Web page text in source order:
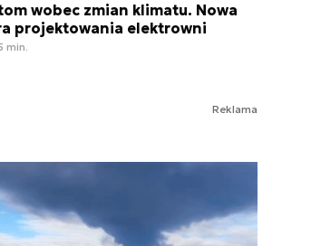
wobec zmian klimatu. Nowa
projektowania elektrowni
min.
Reklama